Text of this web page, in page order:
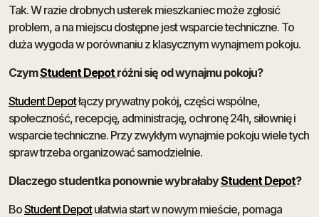
Tak. W razie drobnych usterek mieszkaniec może zgłosić
problem, a na miejscu dostępne jest wsparcie techniczne. To
duża wygoda w porównaniu z klasycznym wynajmem pokoju.
CzymStudent Depot różni się od wynajmu pokoju?
Student Depotłączy prywatny pokój, części wspólne,
społeczność, recepcję, administrację, ochronę 24h, siłownię i
wsparcie techniczne. Przy zwykłym wynajmie pokoju wiele tych
spraw trzeba organizować samodzielnie.
Dlaczego studentka ponownie wybrałabyStudent Depot?
BoStudent Depotułatwia start w nowym mieście, pomaga